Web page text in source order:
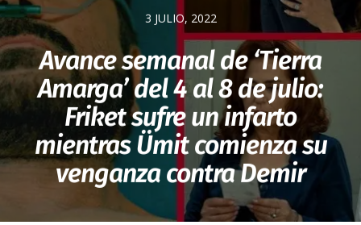
3 JULIO, 2022
Avance semanal de ‘Tierra
Amarga’ del 4 al 8 de julio:
Friket sufre un infarto
mientras Ümit comienza su
venganza contra Demir